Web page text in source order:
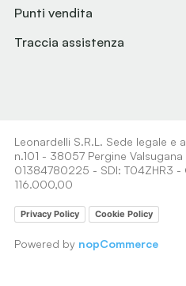
Punti vendita
Traccia assistenza
Leonardelli S.R.L. Sede legale e
n.101 - 38057 Pergine Valsugana
01384780225 - SDI: T04ZHR3 -
116.000,00
Privacy Policy Cookie Policy
Powered by nopCommerce